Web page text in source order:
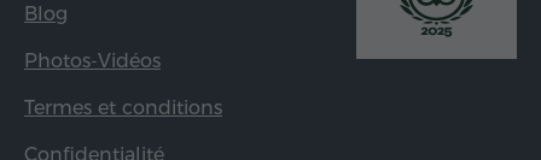
Blog
Photos-Vidéos
Termes et conditions
Confidentialité